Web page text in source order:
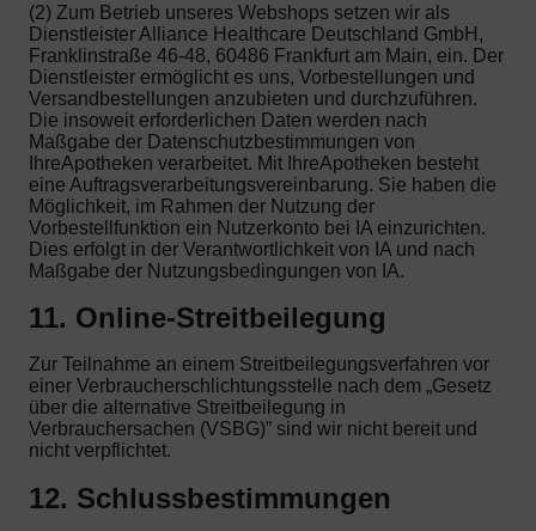
(2) Zum Betrieb unseres Webshops setzen wir als
Dienstleister Alliance Healthcare Deutschland GmbH,
Franklinstraße 46-48, 60486 Frankfurt am Main, ein. Der
Dienstleister ermöglicht es uns, Vorbestellungen und
Versandbestellungen anzubieten und durchzuführen.
Die insoweit erforderlichen Daten werden nach
Maßgabe der Datenschutzbestimmungen von
IhreApotheken verarbeitet. Mit IhreApotheken besteht
eine Auftragsverarbeitungsvereinbarung. Sie haben die
Möglichkeit, im Rahmen der Nutzung der
Vorbestellfunktion ein Nutzerkonto bei IA einzurichten.
Dies erfolgt in der Verantwortlichkeit von IA und nach
Maßgabe der Nutzungsbedingungen von IA.
11. Online-Streitbeilegung
Zur Teilnahme an einem Streitbeilegungsverfahren vor
einer Verbraucherschlichtungsstelle nach dem „Gesetz
über die alternative Streitbeilegung in
Verbrauchersachen (VSBG)” sind wir nicht bereit und
nicht verpflichtet.
12. Schlussbestimmungen